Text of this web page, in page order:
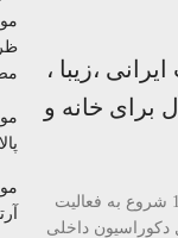
،زیبا ،
برای خانه و
شهر موکت ایرانی فعالیت خود را از سال 1389 شروع به فعالیت
داخلی